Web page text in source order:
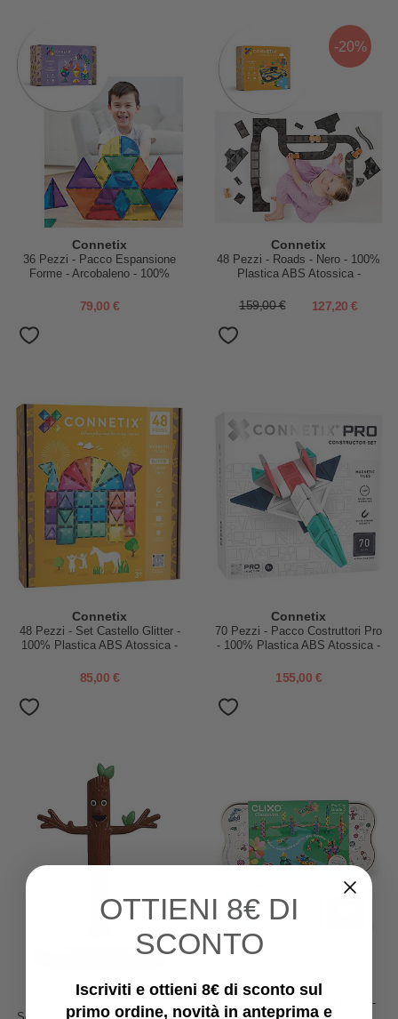
Connetix
36 Pezzi - Pacco Espansione
Forme - Arcobaleno - 100%
Apprendimento STEM!
79,00 €
-20%
Connetix
48 Pezzi - Roads - Nero - 100%
Plastica ABS Atossica -
159,00 € 127,20 €
Connetix
48 Pezzi - Set Castello Glitter -
100% Plastica ABS Atossica -
85,00 €
Connetix
70 Pezzi - Pacco Costruttori Pro
- 100% Plastica ABS Atossica -
155,00 €
Faba
Bastoncino - Personaggio
Clixo
Clixo Classroom - 100 Pezzi -
OTTIENI 8€ DI
SCONTO
Iscriviti e ottieni 8€ di sconto sul
primo ordine, novità in anteprima e